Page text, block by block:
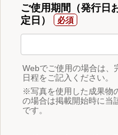
ご使用期間（発行日
定日）
Webでご使用の場合は、
日程をご記入ください。
※写真を使用した成果物
の場合は掲載開始時に当
です。